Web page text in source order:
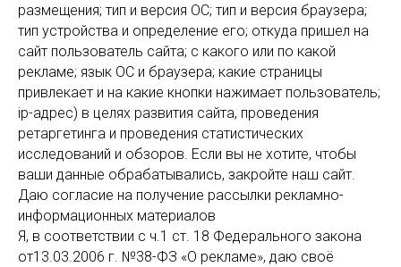
размещения; тип и версия ОС; тип и версия браузера;
тип устройства и определение его; откуда пришел на
сайт пользователь сайта; с какого или по какой
рекламе; язык ОС и браузера; какие страницы
привлекает и на какие кнопки нажимает пользователь;
ip-адрес) в целях развития сайта, проведения
ретаргетинга и проведения статистических
исследований и обзоров. Если вы не хотите, чтобы
ваши данные обрабатывались, закройте наш сайт.
Даю согласие на получение рассылки рекламно-
информационных материалов
Я, в соответствии с ч.1 ст. 18 Федерального закона
от13.03.2006 г. №38-ФЗ «О рекламе», даю своё